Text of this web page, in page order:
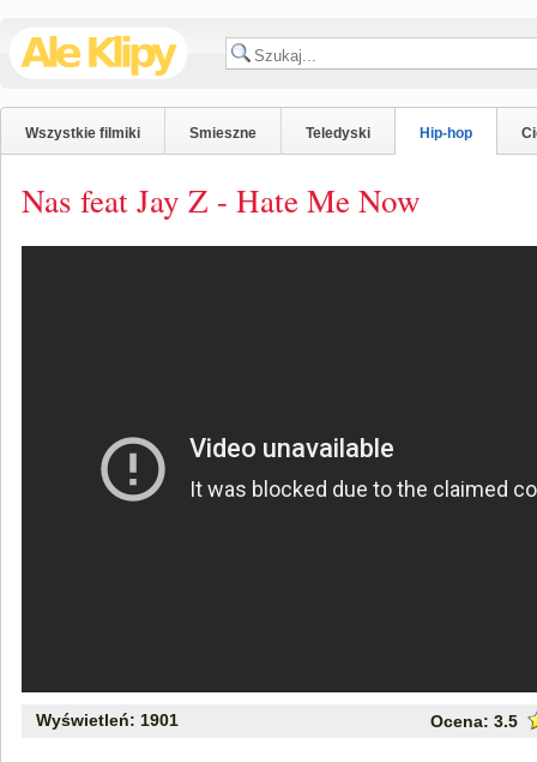
Wszystkie filmiki Smieszne Teledyski Hip-hop
Nas feat Jay Z - Hate Me Now
Wyświetleń: 1901 Ocena: 3.5